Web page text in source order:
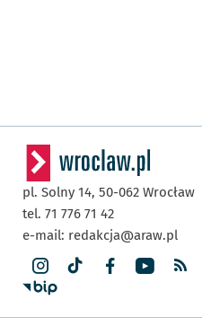
pl. Solny 14, 50-062 Wrocław
tel. 71 776 71 42
e-mail: redakcja@araw.pl